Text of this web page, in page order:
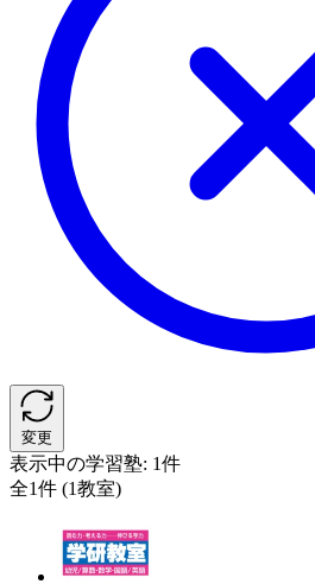
変更
表示中の学習塾: 1件
全1件 (1教室)